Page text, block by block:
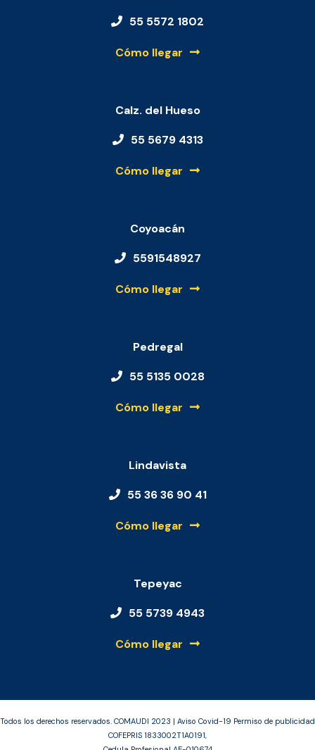
55 5572 1802
Cómo llegar
Calz. del Hueso
55 5679 4313
Cómo llegar
Coyoacán
5591548927
Cómo llegar
Pedregal
55 5135 0028
Cómo llegar
Lindavista
55 36 36 90 41
Cómo llegar
Tepeyac
55 5739 4943
Cómo llegar
Todos los derechos reservados. COMAUDI 2023 | Aviso Covid-19 Permiso de publicidad
COFEPRIS 1833002T1A0191,